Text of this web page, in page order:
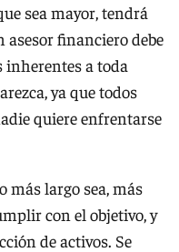
sea mayor, tendrá
financiero debe
inherentes a toda
ya que todos
quiere enfrentarse
más largo sea, más
con el objetivo, y
de activos. Se